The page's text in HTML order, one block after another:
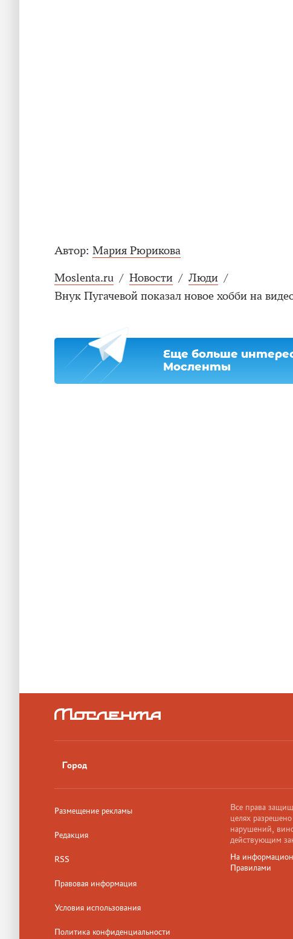
Автор: Мария Рюрикова
Moslenta.ru / Новости / Люди /
Внук Пугачевой показал новое хобби на
Еще больше
Мосленты
Город
Размещение рекламы
Редакция
RSS
Правовая информация
Условия использования
Политика конфиденциальности
Все права
целях
нарушений,
действующим
На
Правилами